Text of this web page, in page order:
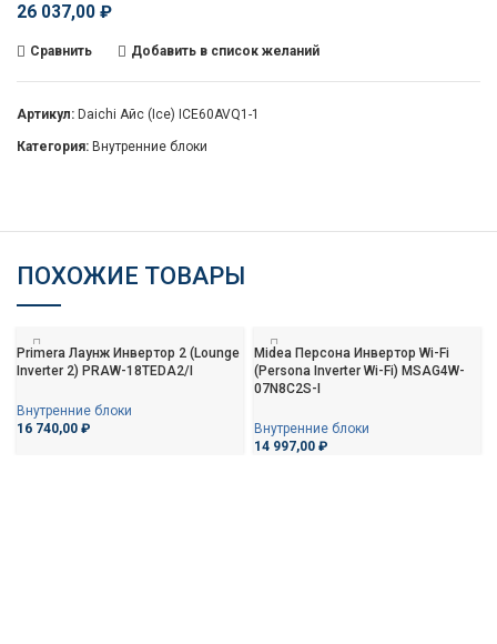
26 037,00 ₽
Сравнить Добавить в список желаний
Артикул: Daichi Айс (Ice) ICE60AVQ1-1
Категория: Внутренние блоки
ПОХОЖИЕ ТОВАРЫ
Primera Лаунж Инвертор 2 (Lounge
Inverter 2) PRAW-18TEDA2/I
Внутренние блоки
16 740,00 ₽
Midea Персона Инвертор Wi-Fi
(Persona Inverter Wi-Fi) MSAG4W-
07N8C2S-I
Внутренние блоки
14 997,00 ₽